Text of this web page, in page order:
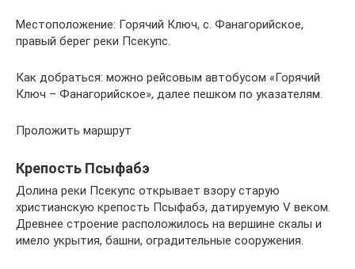
Местоположение: Горячий Ключ, с. Фанагорийское,
правый берег реки Псекупс.
Как добраться: можно рейсовым автобусом «Горячий
Ключ – Фанагорийское», далее пешком по указателям.
Проложить маршрут
Крепость Псыфабэ
Долина реки Псекупс открывает взору старую
христианскую крепость Псыфабэ, датируемую V веком.
Древнее строение расположилось на вершине скалы и
имело укрытия, башни, оградительные сооружения.